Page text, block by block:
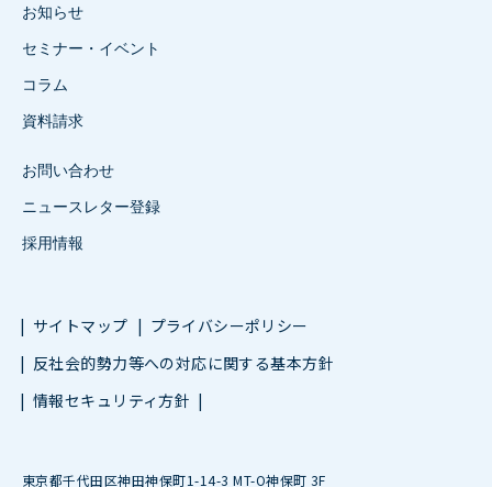
お知らせ
セミナー・イベント
コラム
資料請求
お問い合わせ
ニュースレター登録
採用情報
サイトマップ
プライバシーポリシー
反社会的勢力等への対応に関する基本方針
情報セキュリティ方針
東京都千代田区神田神保町1-14-3 MT-O神保町 3F